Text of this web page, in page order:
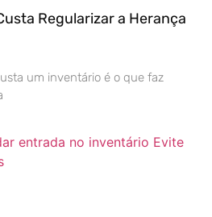
Regularizar a Herança
um inventário é o que faz